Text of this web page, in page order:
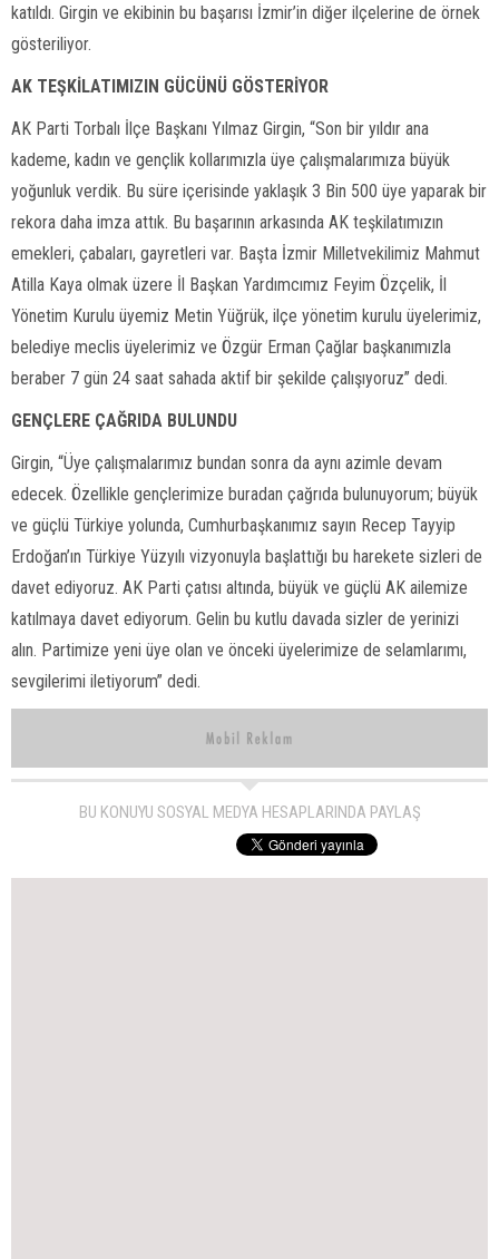
katıldı. Girgin ve ekibinin bu başarısı İzmir’in diğer ilçelerine de örnek
gösteriliyor.
AK TEŞKİLATIMIZIN GÜCÜNÜ GÖSTERİYOR
AK Parti Torbalı İlçe Başkanı Yılmaz Girgin, “Son bir yıldır ana
kademe, kadın ve gençlik kollarımızla üye çalışmalarımıza büyük
yoğunluk verdik. Bu süre içerisinde yaklaşık 3 Bin 500 üye yaparak bir
rekora daha imza attık. Bu başarının arkasında AK teşkilatımızın
emekleri, çabaları, gayretleri var. Başta İzmir Milletvekilimiz Mahmut
Atilla Kaya olmak üzere İl Başkan Yardımcımız Feyim Özçelik, İl
Yönetim Kurulu üyemiz Metin Yüğrük, ilçe yönetim kurulu üyelerimiz,
belediye meclis üyelerimiz ve Özgür Erman Çağlar başkanımızla
beraber 7 gün 24 saat sahada aktif bir şekilde çalışıyoruz” dedi.
GENÇLERE ÇAĞRIDA BULUNDU
Girgin, “Üye çalışmalarımız bundan sonra da aynı azimle devam
edecek. Özellikle gençlerimize buradan çağrıda bulunuyorum; büyük
ve güçlü Türkiye yolunda, Cumhurbaşkanımız sayın Recep Tayyip
Erdoğan’ın Türkiye Yüzyılı vizyonuyla başlattığı bu harekete sizleri de
davet ediyoruz. AK Parti çatısı altında, büyük ve güçlü AK ailemize
katılmaya davet ediyorum. Gelin bu kutlu davada sizler de yerinizi
alın. Partimize yeni üye olan ve önceki üyelerimize de selamlarımı,
sevgilerimi iletiyorum” dedi.
BU KONUYU SOSYAL MEDYA HESAPLARINDA PAYLAŞ